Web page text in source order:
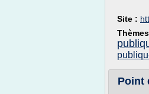
Site :
Point